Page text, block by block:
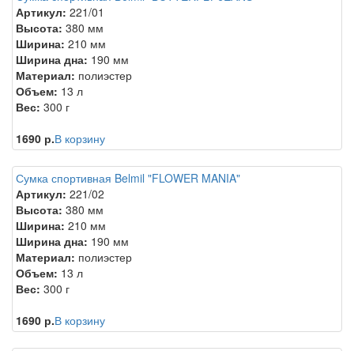
Артикул: 221/01
Высота: 380 мм
Ширина: 210 мм
Ширина дна: 190 мм
Материал: полиэстер
Объем: 13 л
Вес: 300 г
1690 р.В корзину
Сумка спортивная Belmil "FLOWER MANIA"
Артикул: 221/02
Высота: 380 мм
Ширина: 210 мм
Ширина дна: 190 мм
Материал: полиэстер
Объем: 13 л
Вес: 300 г
1690 р.В корзину